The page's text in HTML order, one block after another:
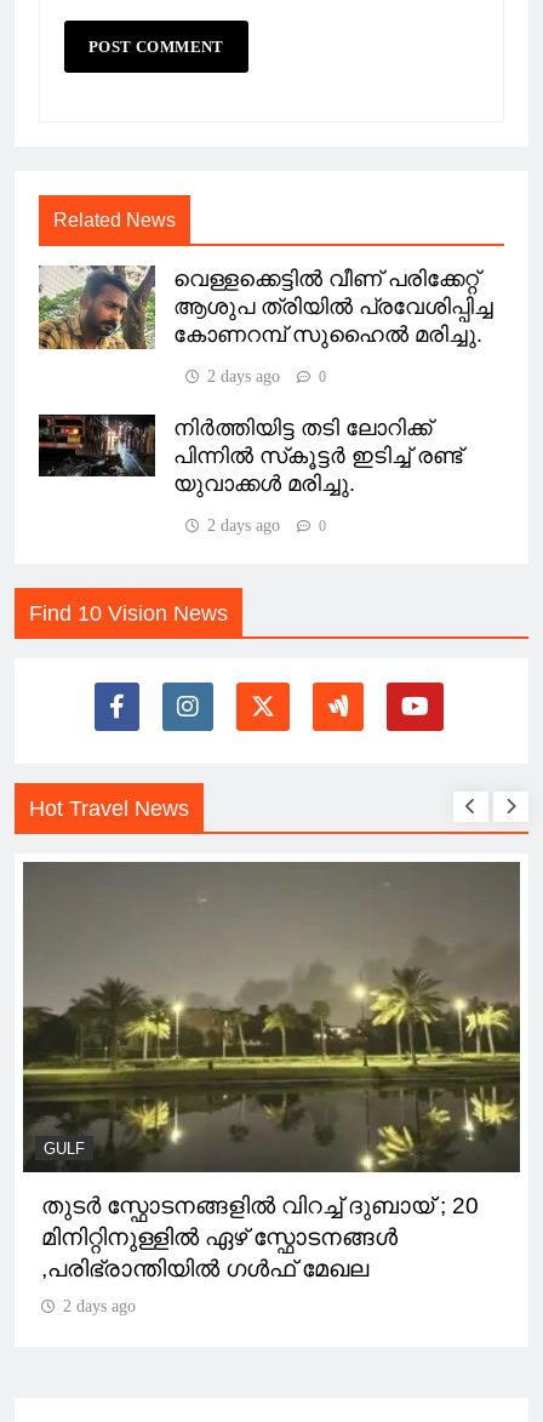
Related News
വെള്ളക്കെട്ടിൽ വീണ് പരിക്കേറ്റ്
ആശുപ ത്രിയിൽ പ്രവേശിപ്പിച്ച
കോണറമ്പ് സുഹൈൽ മരിച്ചു.
2 days ago 0
നിർത്തിയിട്ട തടി ലോറിക്ക്
പിന്നിൽ സ്‌കൂട്ടർ ഇടിച്ച് രണ്ട്
യുവാക്കൾ മരിച്ചു.
2 days ago 0
Find 10 Vision News
Hot Travel News
GULF
തുടർ സ്ഫോടനങ്ങളിൽ വിറച്ച് ദുബായ് ; 20
മിനിറ്റിനുള്ളിൽ ഏഴ് സ്ഫോടനങ്ങൾ
,പരിഭ്രാന്തിയിൽ ഗൾഫ് മേഖല
2 days ago